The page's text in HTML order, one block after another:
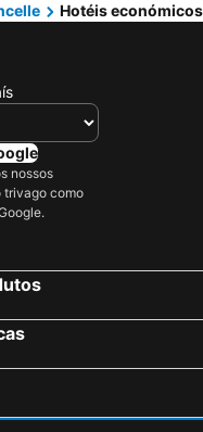
Hotel Le
Originals Relais
La Cour du
Cheval Blanc
Le Schoenenbourg
Sainte-Odile
The Originals Relais
Pêche de
Hôtel Le
5* - Relais Chateaux
Hotéis
nossos
trivago como